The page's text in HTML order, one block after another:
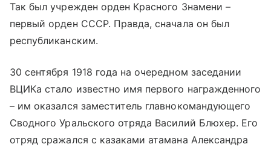
Так был учрежден орден Красного Знамени –
первый орден СССР. Правда, сначала он был
республиканским.
30 сентября 1918 года на очередном заседании
ВЦИКа стало известно имя первого награжденного
– им оказался заместитель главнокомандующего
Сводного Уральского отряда Василий Блюхер. Его
отряд сражался с казаками атамана Александра